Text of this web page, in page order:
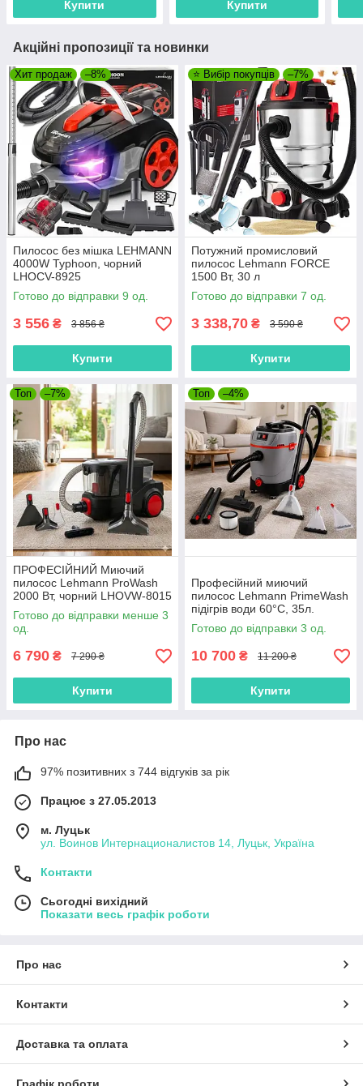
Купити Купити
Акційні пропозиції та новинки
Хит продаж –8%
Пилосос без мішка LEHMANN
4000W Typhoon, чорний
LHOCV-8925
Готово до відправки 9 од.
3 556 ₴ 3 856 ₴
Купити
⭐ Вибір покупців –7%
Потужний промисловий
пилосос Lehmann FORCE
1500 Вт, 30 л
Готово до відправки 7 од.
3 338,70 ₴ 3 590 ₴
Купити
Топ –7%
ПРОФЕСІЙНИЙ Миючий
пилосос Lehmann ProWash
2000 Вт, чорний LHOVW-8015
Готово до відправки менше 3
од.
6 790 ₴ 7 290 ₴
Купити
Топ –4%
Професійний миючий
пилосос Lehmann PrimeWash
підігрів води 60°C, 35л.
LHOVW-1635
Готово до відправки 3 од.
10 700 ₴ 11 200 ₴
Купити
Про нас
97% позитивних з 744 відгуків за рік
Працює з 27.05.2013
м. Луцьк
ул. Воинов Интернационалистов 14, Луцьк, Україна
Контакти
Сьогодні вихідний
Показати весь графік роботи
Про нас
Контакти
Доставка та оплата